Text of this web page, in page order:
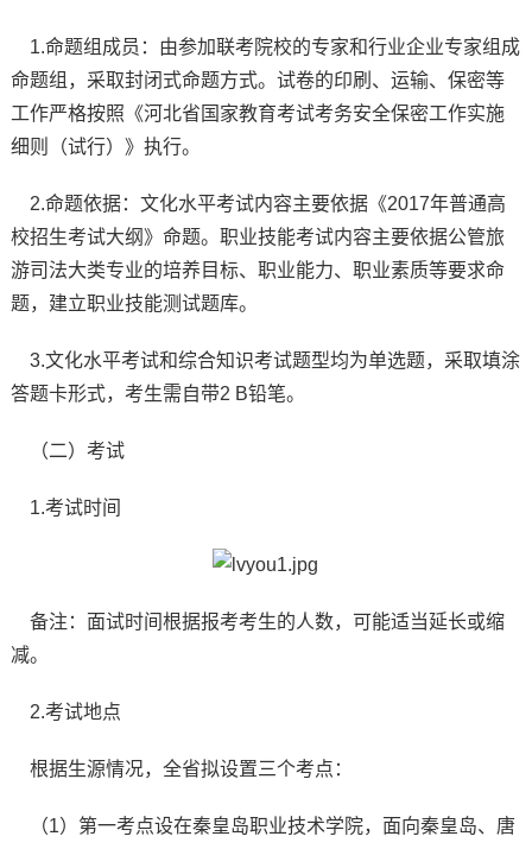
1.命题组成员：由参加联考院校的专家和行业企业专家组成
命题组，采取封闭式命题方式。试卷的印刷、运输、保密等
工作严格按照《河北省国家教育考试考务安全保密工作实施
细则（试行）》执行。
2.命题依据：文化水平考试内容主要依据《2017年普通高
校招生考试大纲》命题。职业技能考试内容主要依据公管旅
游司法大类专业的培养目标、职业能力、职业素质等要求命
题，建立职业技能测试题库。
3.文化水平考试和综合知识考试题型均为单选题，采取填涂
答题卡形式，考生需自带2 B铅笔。
（二）考试
1.考试时间
备注：面试时间根据报考考生的人数，可能适当延长或缩
减。
2.考试地点
根据生源情况，全省拟设置三个考点：
（1）第一考点设在秦皇岛职业技术学院，面向秦皇岛、唐